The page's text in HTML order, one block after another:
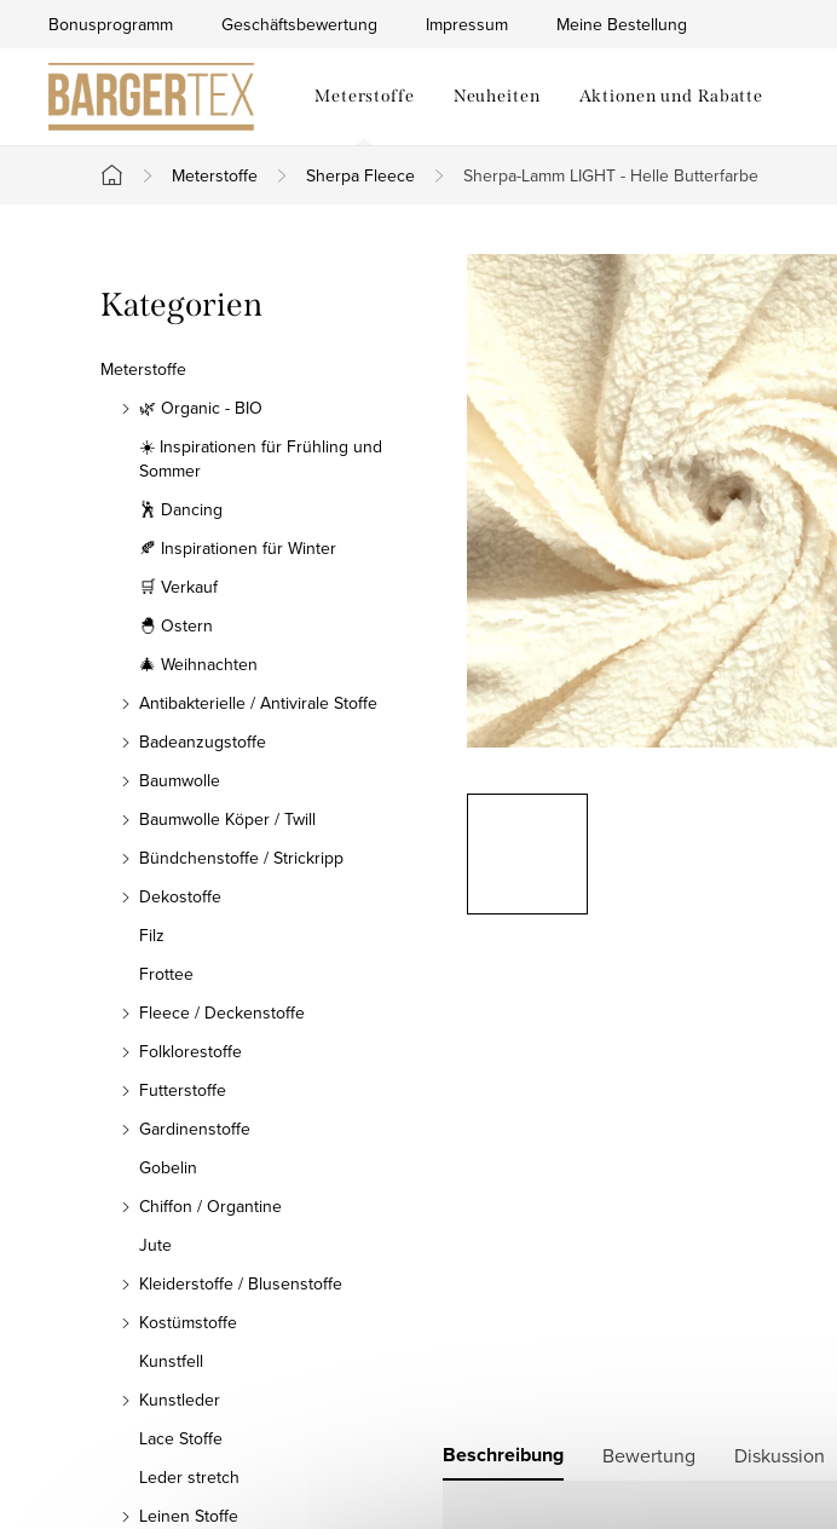
springen
Bonusprogramm Geschäftsbewertung Impressum Meine Bestellung
Meterstoffe Neuheiten Aktionen und Rabatte
Startseite
Meterstoffe Sherpa Fleece Sherpa-Lamm LIGHT - Helle Butterfarbe
e
i
Kategorien
überspringen
Kategorien
Meterstoffe
🌿 Organic - BIO
☀️ Inspirationen für Frühling und
Sommer
🕺 Dancing
🍂 Inspirationen für Winter
🛒 Verkauf
🐣 Ostern
🎄 Weihnachten
Antibakterielle / Antivirale Stoffe
Badeanzugstoffe
Baumwolle
Baumwolle Köper / Twill
Bündchenstoffe / Strickripp
Dekostoffe
Filz
Frottee
Fleece / Deckenstoffe
Folklorestoffe
Futterstoffe
Gardinenstoffe
Gobelin
Chiffon / Organtine
Jute
Kleiderstoffe / Blusenstoffe
Kostümstoffe
Kunstfell
Kunstleder
Lace Stoffe
Leder stretch
Leinen Stoffe
Beschreibung Bewertung Diskussion